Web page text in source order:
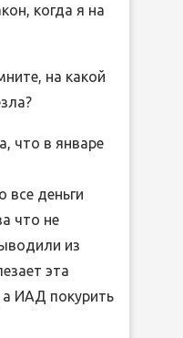
когда я на
на какой
что в январе
все деньги
что не
из
эта
ИАД покурить